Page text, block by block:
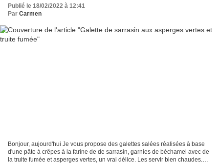
Publié le 18/02/2022 à 12:41
Par Carmen
Bonjour, aujourd'hui Je vous propose des galettes salées réalisées à base
d'une pâte à crêpes à la farine de de sarrasin, garnies de béchamel avec de
la truite fumée et asperges vertes, un vrai délice. Les servir bien chaudes.